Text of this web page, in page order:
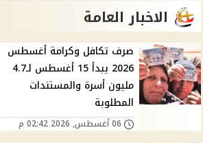
الاخبار العامة
صرف تكافل وكرامة أغسطس
2026 يبدأ 15 أغسطس لـ4.7
مليون أسرة والمستندات
المطلوبة
06 أغسطس, 2026 02:42 م